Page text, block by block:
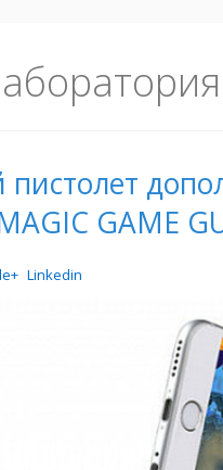
GAME
Linkedin